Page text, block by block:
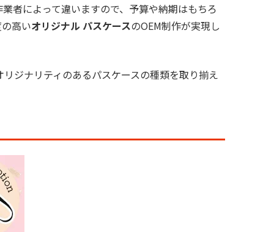
者によって違いますので、予算や納期はもちろ
高いオリジナル パスケースのOEM制作が実現し
ジナリティのあるパスケースの種類を取り揃え